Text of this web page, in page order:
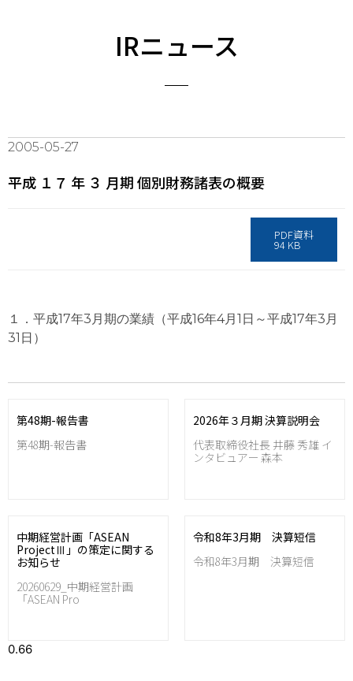
IRニュース
2005-05-27
平成 １７ 年 ３ 月期 個別財務諸表の概要
PDF資料
94 KB
１．平成17年3月期の業績（平成16年4月1日～平成17年3月
31日）
第48期-報告書
第48期-報告書
2026年３月期 決算説明会
代表取締役社長 井藤 秀雄 イ
ンタビュアー 森本
中期経営計画「ASEAN
ProjectⅢ」の策定に関する
お知らせ
20260629_中期経営計画
「ASEAN Pro
令和8年3月期 決算短信
令和8年3月期 決算短信